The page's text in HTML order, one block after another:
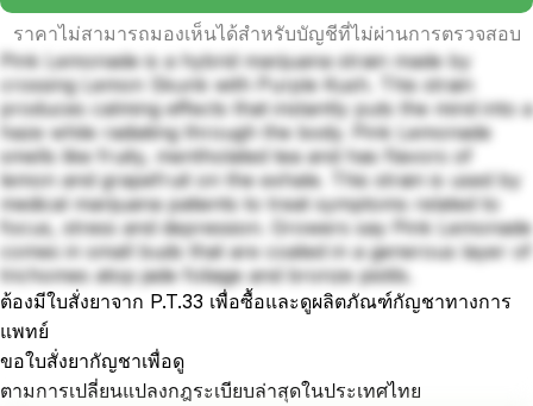
ราคาไม่สามารถมองเห็นได้สำหรับบัญชีที่ไม่ผ่านการตรวจสอบ
Pink Lemonade is a hybrid marijuana strain made by
crossing Lemon Skunk with Purple Kush. This strain
produces calming effects that instantly puts the mind into a
haze while radiating through the body. Pink Lemonade
smells like fruity, mentholated tea and has flavors of
lemon and grapefruit on the exhale. This strain is used by
medical marijuana patients to treat symptoms related to
focus, stress and depression. Growers say Pink Lemonade
comes in small buds that are coated in a generous layer of
trichomes atop jade foliage and bronze pistils.
ต้องมีใบสั่งยาจาก P.T.33 เพื่อซื้อและดูผลิตภัณฑ์กัญชาทางการ
แพทย์
ขอใบสั่งยากัญชาเพื่อดู
ตามการเปลี่ยนแปลงกฎระเบียบล่าสุดในประเทศไทย